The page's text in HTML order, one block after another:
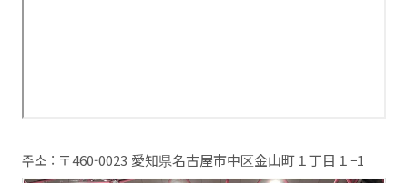
주소 : 〒460-0023 愛知県名古屋市中区金山町１丁目１−1